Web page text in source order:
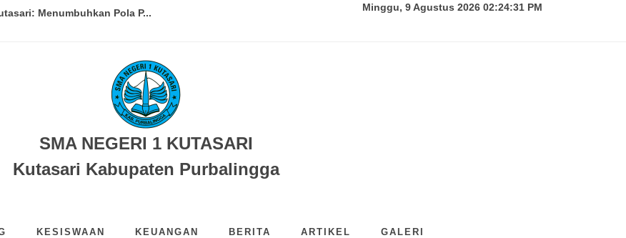
Sehat di SMA Nege...
Mengaji bagi Pesert...
Galang Donasi ...
Minggu, 9 Agustus 2026 02:24:32 PM
SMA NEGERI 1 KUTASARI
Kutasari Kabupaten Purbalingga
KESISWAAN KEUANGAN BERITA ARTIKEL GALERI